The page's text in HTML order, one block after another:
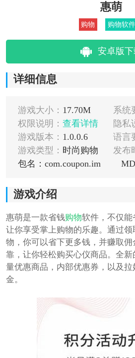
惠萌
购物 购物软件
安卓版下
详细信息
游戏大小： 17.70M 系统
权限说明： 查看详情 隐私
游戏版本： 1.0.0.6 语言
游戏类型： 时尚购物 发布
包名：com.coupon.im
游戏介绍
惠萌是一款省钱购物软件，不仅能
让你享受掌上购物的乐趣。通过
物，你可以省下更多钱，并赚取
靠，让你轻松购买心仪商品。全
量优惠商品，内部优惠券，以及
金。